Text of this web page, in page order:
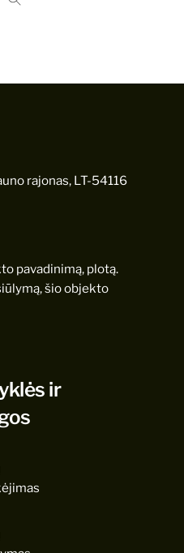
rajonas, LT-54116
pavadinimą, plotą.
šio objekto
ir